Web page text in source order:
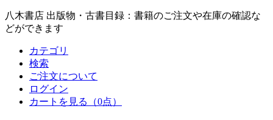
八木書店 出版物・古書目録：書籍のご注文や在庫の確認な
どができます
カテゴリ
検索
ご注文について
ログイン
カートを見る
（0点）